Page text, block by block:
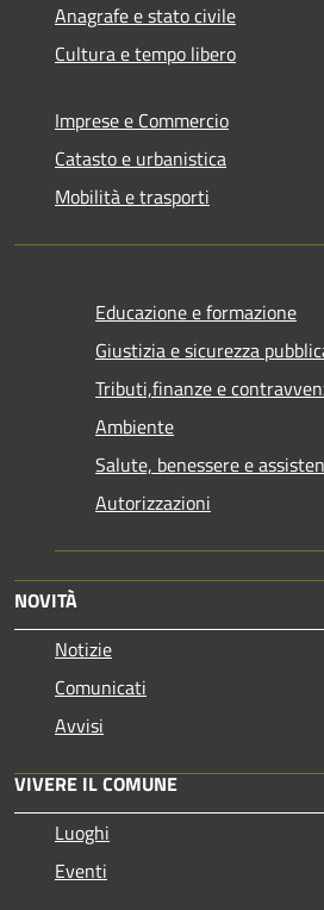
Anagrafe e stato civile
Cultura e tempo libero
Imprese e Commercio
Catasto e urbanistica
Mobilità e trasporti
Educazione e formazione
Giustizia e sicurezza
Tributi,finanze e
Ambiente
Salute, benessere e
Autorizzazioni
NOVITÀ
Notizie
Comunicati
Avvisi
VIVERE IL COMUNE
Luoghi
Eventi